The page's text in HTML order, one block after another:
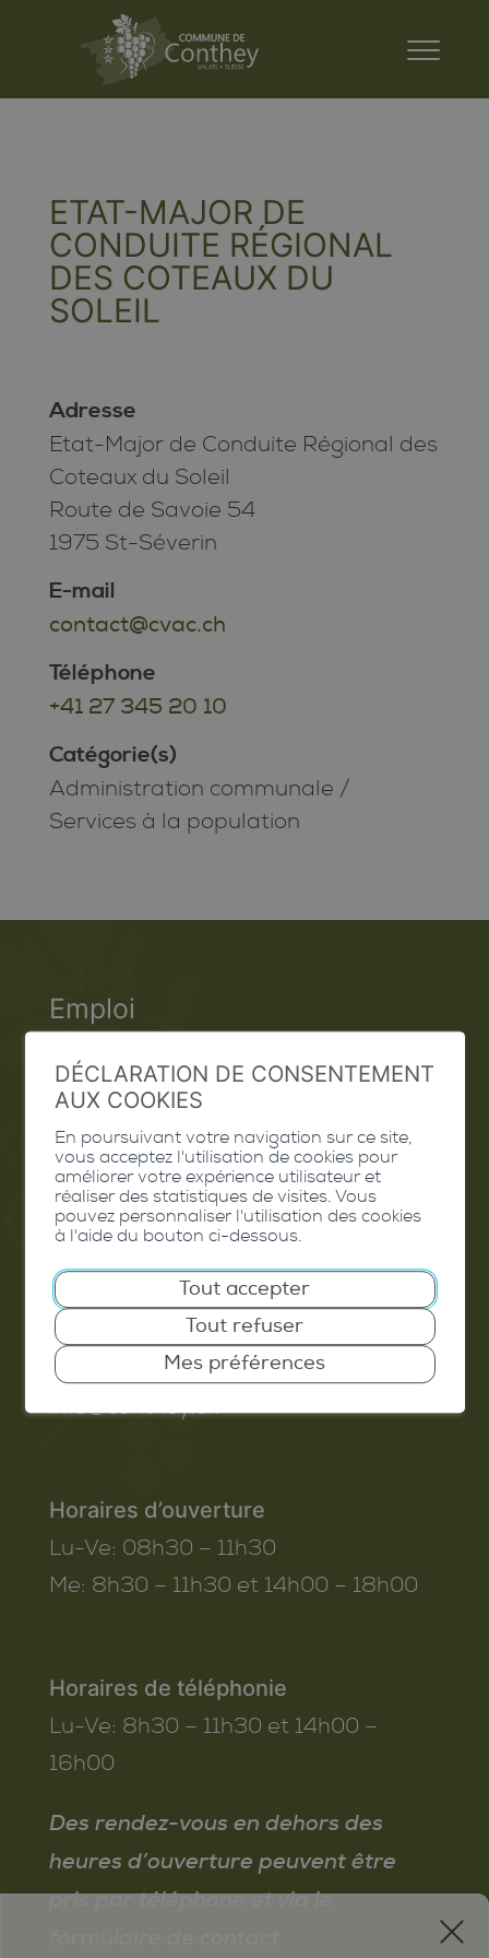
ETAT-MAJOR DE
CONDUITE RÉGIONAL
DES COTEAUX DU
SOLEIL
Adresse
Etat-Major de Conduite Régional des
Coteaux du Soleil
Route de Savoie 54
1975 St-Séverin
E-mail
contact@cvac.ch
Téléphone
+41 27 345 20 10
Catégorie(s)
Administration communale /
Services à la population
Emploi
Contact
Extranet
Valais Excellence
Route de Savoie 54
1975
St-Séverin
T. 027 345 45 45
info@conthey.ch
Horaires d’ouverture
Lu-Ve: 08h30 – 11h30
Me: 8h30 – 11h30 et 14h00 – 18h00
Horaires de téléphonie
Lu-Ve: 8h30 – 11h30 et 14h00 –
16h00
Des rendez-vous en dehors des
heures d’ouverture peuvent être
pris par téléphone et via le
x
DÉCLARATION DE CONSENTEMENT
AUX COOKIES
En poursuivant votre navigation sur ce site,
vous acceptez l'utilisation de cookies pour
améliorer votre expérience utilisateur et
réaliser des statistiques de visites. Vous
pouvez personnaliser l'utilisation des cookies
à l'aide du bouton ci-dessous.
Tout accepter
Tout refuser
Mes préférences